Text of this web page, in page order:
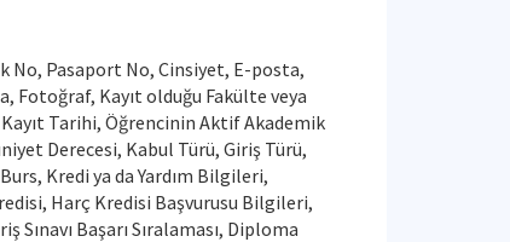
No, Pasaport No, Cinsiyet, E-posta,
Fotoğraf, Kayıt olduğu Fakülte veya
Tarihi, Öğrencinin Aktif Akademik
Derecesi, Kabul Türü, Giriş Türü,
Kredi ya da Yardım Bilgileri,
Harç Kredisi Başvurusu Bilgileri,
Başarı Sıralaması, Diploma